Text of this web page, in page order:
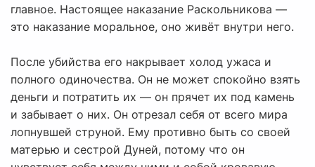
главное. Настоящее наказание Раскольникова —
это наказание моральное, оно живёт внутри него.
После убийства его накрывает холод ужаса и
полного одиночества. Он не может спокойно взять
деньги и потратить их — он прячет их под камень
и забывает о них. Он отрезал себя от всего мира
лопнувшей струной. Ему противно быть со своей
матерью и сестрой Дуней, потому что он